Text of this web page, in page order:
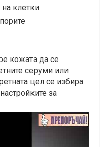
клетки
кожата да се
серуми или
цел се избира
за